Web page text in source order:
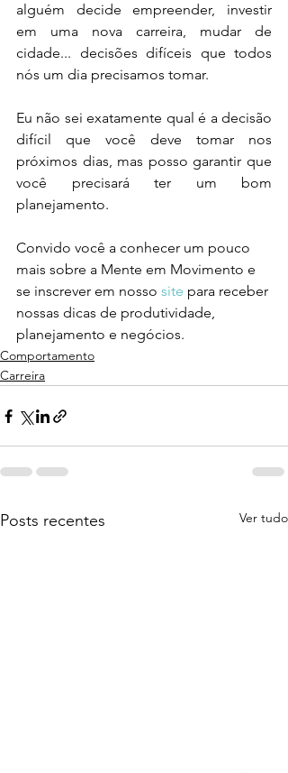
alguém decide empreender, investir
em uma nova carreira, mudar de
cidade... decisões difíceis que todos
nós um dia precisamos tomar.
Eu não sei exatamente qual é a decisão
difícil que você deve tomar nos
próximos dias, mas posso garantir que
você precisará ter um bom
planejamento.
Convido você a conhecer um pouco
mais sobre a Mente em Movimento e
se inscrever em nosso site para receber
nossas dicas de produtividade,
planejamento e negócios.
Comportamento
Carreira
Posts recentes Ver tudo